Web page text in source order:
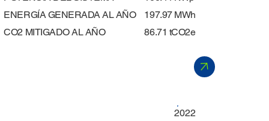
ENERGÍA GENERADA AL AÑO
197.97 MWh
​CO2 MITIGADO AL AÑO
86.71 tCO2e
2022